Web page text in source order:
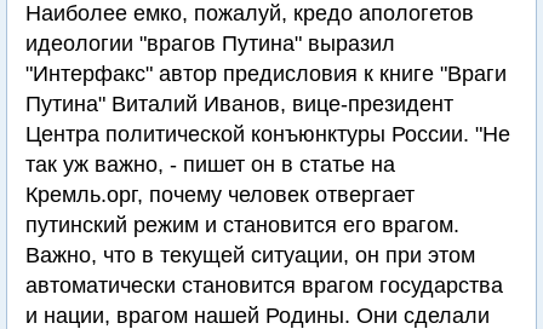
Наиболее емко, пожалуй, кредо апологетов
идеологии "врагов Путина" выразил
"Интерфакс" автор предисловия к книге "Враги
Путина" Виталий Иванов, вице-президент
Центра политической конъюнктуры России. "Не
так уж важно, - пишет он в статье на
Кремль.орг, почему человек отвергает
путинский режим и становится его врагом.
Важно, что в текущей ситуации, он при этом
автоматически становится врагом государства
и нации, врагом нашей Родины. Они сделали